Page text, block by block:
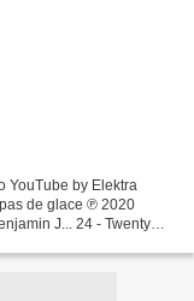
YouTube by Elektra
de glace ℗ 2020
J... 24 - Twenty